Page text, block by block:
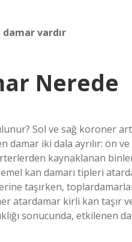
vardır
Nerede
Sol ve sağ koroner
damar iki dala ayrılır: ön
kaynaklanan
kan damarı tipleri
taşırken,
atardamar kirli kan taşır
sonucunda, etkilenen